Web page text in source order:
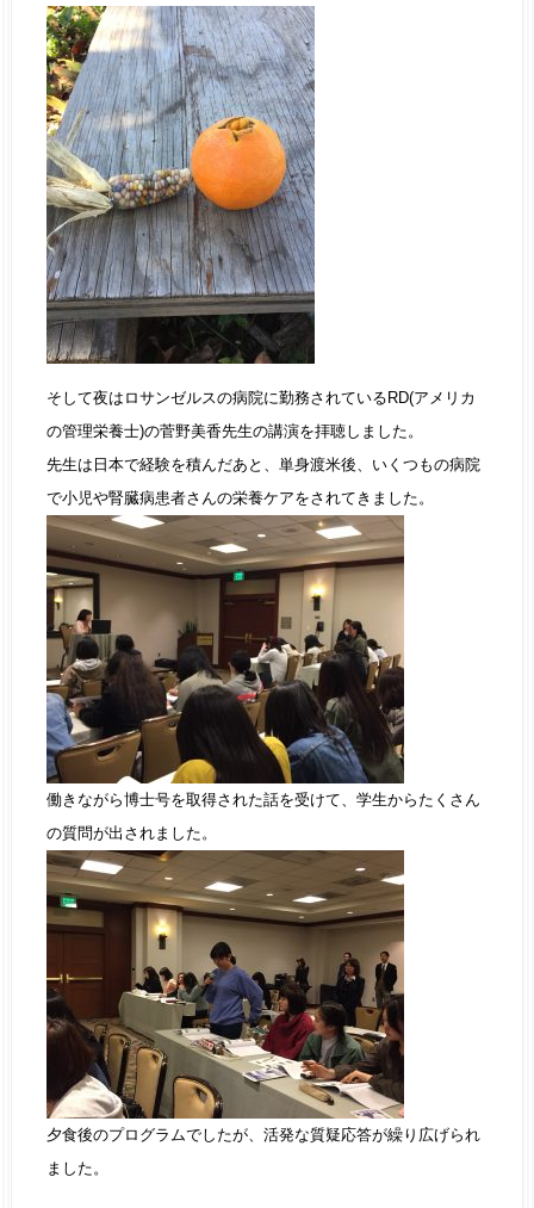
そして夜はロサンゼルスの病院に勤務されているRD(アメリカ
の管理栄養士)の菅野美香先生の講演を拝聴しました。
先生は日本で経験を積んだあと、単身渡米後、いくつもの病院
で小児や腎臓病患者さんの栄養ケアをされてきました。
働きながら博士号を取得された話を受けて、学生からたくさん
の質問が出されました。
夕食後のプログラムでしたが、活発な質疑応答が繰り広げられ
ました。